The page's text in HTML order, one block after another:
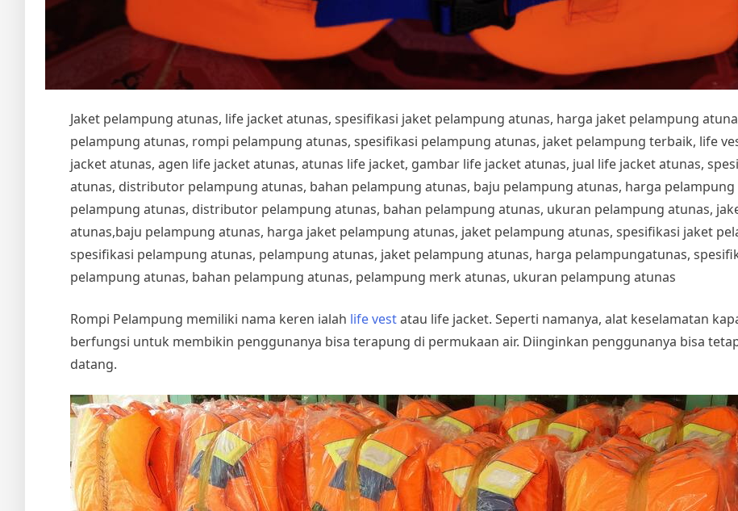
Jaket pelampung atunas, life jacket atunas, spesifikasi jaket pelampung atunas, harga jaket pelampung
pelampung atunas, rompi pelampung atunas, spesifikasi pelampung atunas, jaket pelampung terbaik, life
jacket atunas, agen life jacket atunas, atunas life jacket, gambar life jacket atunas, jual life jacket atunas,
atunas, distributor pelampung atunas, bahan pelampung atunas, baju pelampung atunas, harga
pelampung atunas, distributor pelampung atunas, bahan pelampung atunas, ukuran pelampung atunas,
atunas,baju pelampung atunas, harga jaket pelampung atunas, jaket pelampung atunas, spesifikasi jaket
spesifikasi pelampung atunas, pelampung atunas, jaket pelampung atunas, harga pelampungatunas,
pelampung atunas, bahan pelampung atunas, pelampung merk atunas, ukuran pelampung atunas
Rompi Pelampung memiliki nama keren ialah life vestatau life jacket. Seperti namanya, alat keselamatan
berfungsi untuk membikin penggunanya bisa terapung di permukaan air. Diinginkan penggunanya bisa
datang.